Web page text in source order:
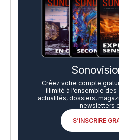
Créez votre compte
illimité à l’ensemble
actualités, dossiers,
newsletters
S’INSCRIRE